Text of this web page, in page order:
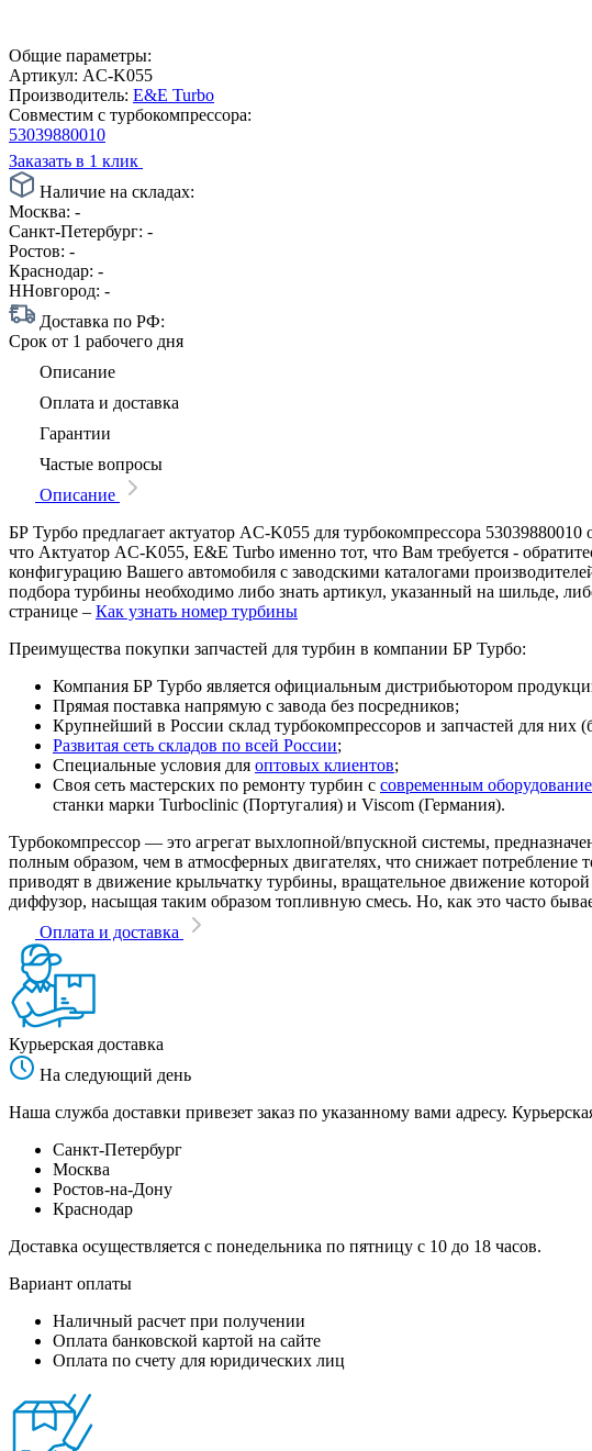
Общие параметры:
Артикул: AC-K055
Производитель: E&E Turbo
Совместим с турбокомпрессора:
53039880010
Заказать в 1 клик
Наличие на складах:
Москва: -
Санкт-Петербург: -
Ростов: -
Краснодар: -
ННовгород: -
Доставка по РФ:
Срок от 1 рабочего дня
Описание
Оплата и доставка
Гарантии
Частые вопросы
Описание
БР Турбо предлагает актуатор AC-K055 для турбокомпрессора
что Актуатор AC-K055, E&E Turbo именно тот, что Вам требуется -
конфигурацию Вашего автомобиля с заводскими каталогами
подбора турбины необходимо либо знать артикул, указанный на шильде,
странице – Как узнать номер турбины
Преимущества покупки запчастей для турбин в компании БР Турбо:
Компания БР Турбо является официальным дистрибьютором
Прямая поставка напрямую с завода без посредников;
Крупнейший в России склад турбокомпрессоров и запчастей для них
Развитая сеть складов по всей России;
Специальные условия для оптовых клиентов;
Своя сеть мастерских по ремонту турбин с современным
станки марки Turboclinic (Португалия) и Viscom (Германия).
Турбокомпрессор — это агрегат выхлопной/впускной системы,
полным образом, чем в атмосферных двигателях, что снижает
приводят в движение крыльчатку турбины, вращательное движение которой
диффузор, насыщая таким образом топливную смесь. Но, как это часто
Оплата и доставка
Курьерская доставка
На следующий день
Наша служба доставки привезет заказ по указанному вами адресу.
Санкт-Петербург
Москва
Ростов-на-Дону
Краснодар
Доставка осуществляется с понедельника по пятницу с 10 до 18 часов.
Вариант оплаты
Наличный расчет при получении
Оплата банковской картой на сайте
Оплата по счету для юридических лиц